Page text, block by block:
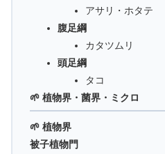
アサリ・ホタテ
腹足綱
カタツムリ
頭足綱
タコ
🌱 植物界・菌界・ミクロ
🌱 植物界
被子植物門